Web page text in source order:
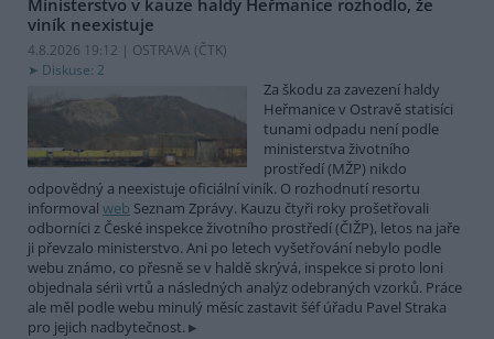
viník neexistuje
4.8.2026 19:12 | OSTRAVA (ČTK)
Diskuse: 2
Za škodu za zavezení haldy
Heřmanice v Ostravě statisíci
tunami odpadu není podle
ministerstva životního
prostředí (MŽP) nikdo
odpovědný a neexistuje oficiální viník. O rozhodnutí resortu
informoval web Seznam Zprávy. Kauzu čtyři roky prošetřovali
odborníci z České inspekce životního prostředí (ČIŽP), letos na jaře
ji převzalo ministerstvo. Ani po letech vyšetřování nebylo podle
webu známo, co přesně se v haldě skrývá, inspekce si proto loni
objednala sérii vrtů a následných analýz odebraných vzorků. Práce
ale měl podle webu minulý měsíc zastavit šéf úřadu Pavel Straka
pro jejich nadbytečnost.